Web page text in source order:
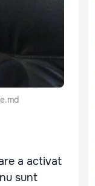
a activat
sunt